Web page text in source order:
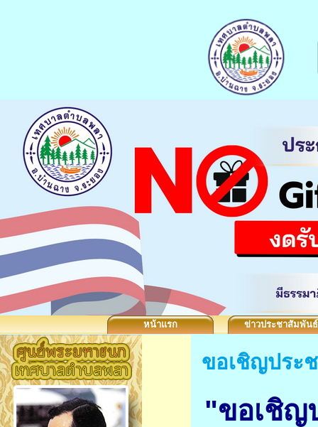
หน้าแรก ข่าวประชาสัมพันธ์
ขอเชิญประ
"ขอเชิญ